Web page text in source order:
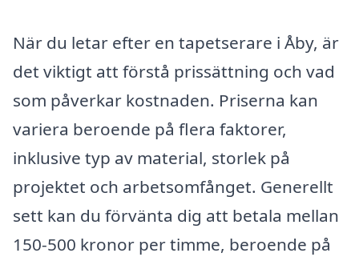
När du letar efter en tapetserare i Åby, är
det viktigt att förstå prissättning och vad
som påverkar kostnaden. Priserna kan
variera beroende på flera faktorer,
inklusive typ av material, storlek på
projektet och arbetsomfånget. Generellt
sett kan du förvänta dig att betala mellan
150-500 kronor per timme, beroende på